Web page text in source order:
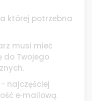
której potrzebna
musi mieć
do Twojego
najczęściej
e‑mailową.